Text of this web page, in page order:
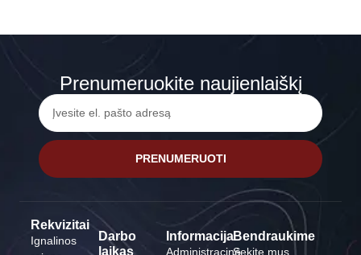
Prenumeruokite naujienlaiškį
PRENUMERUOTI
Rekvizitai
Ignalinos
Darbo
laikas
Informacija
Administracinė
Bendraukime
Sekite mus